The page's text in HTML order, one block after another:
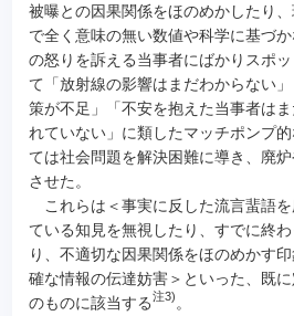
被曝との因果関係をほのめかしたり
で全く意味の無い数値や科学に基づ
の怒りを訴える当事者にばかりスポ
て「放射線の影響はまだわからない
策が不足」「不安を抱えた当事者は
れていない」に類したマッチポンプ
ては社会問題を解決困難に導き、廃
させた。
これらは＜事実に反した流言蜚語
ている知見を無視したり、すでに終
り、不適切な因果関係をほのめかす
確な情報の伝達妨害＞といった、既
のものに該当する注3) 。